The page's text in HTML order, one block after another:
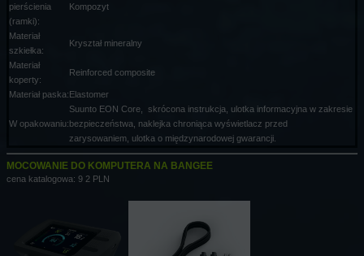
pierścienia
(ramki):
Kompozyt
Materiał
szkiełka:
Kryształ mineralny
Materiał
koperty:
Reinforced composite
Materiał paska:Elastomer
W opakowaniu:
Suunto EON Core, skrócona instrukcja, ulotka informacyjna w zakresie
bezpieczeństwa, naklejka chroniąca wyświetlacz przed
zarysowaniem, ulotka o międzynarodowej gwarancji.
MOCOWANIE DO KOMPUTERA NA BANGEE
cena katalogowa: 9 2 PLN